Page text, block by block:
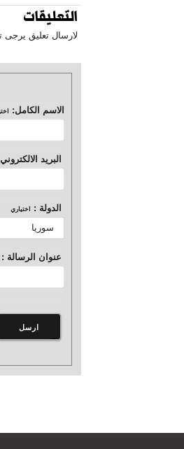
التعليقات
لارسال تعليق يرجى
الاسم الكامل:
البريد
الدولة : اختياري
عنوان الرسالة :